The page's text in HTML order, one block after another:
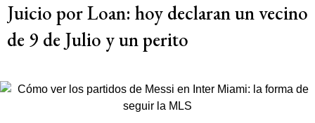
Juicio por Loan: hoy declaran un vecino
de 9 de Julio y un perito